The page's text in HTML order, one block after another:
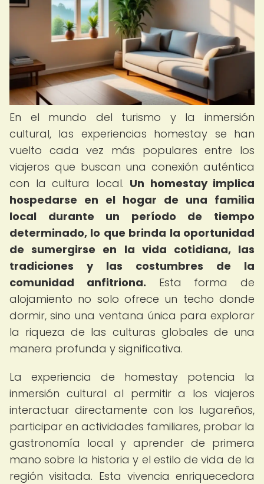
En el mundo del turismo y la inmersión
cultural, las experiencias homestay se han
vuelto cada vez más populares entre los
viajeros que buscan una conexión auténtica
con la cultura local. Un homestay implica
hospedarse en el hogar de una familia
local durante un período de tiempo
determinado, lo que brinda la oportunidad
de sumergirse en la vida cotidiana, las
tradiciones y las costumbres de la
comunidad anfitriona. Esta forma de
alojamiento no solo ofrece un techo donde
dormir, sino una ventana única para explorar
la riqueza de las culturas globales de una
manera profunda y significativa.
La experiencia de homestay potencia la
inmersión cultural al permitir a los viajeros
interactuar directamente con los lugareños,
participar en actividades familiares, probar la
gastronomía local y aprender de primera
mano sobre la historia y el estilo de vida de la
región visitada. Esta vivencia enriquecedora